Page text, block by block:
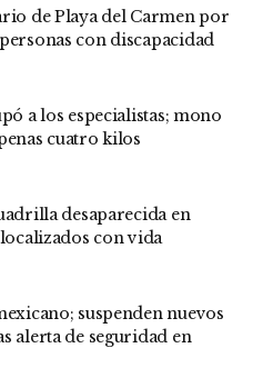
de Playa del Carmen por
con discapacidad
a los especialistas; mono
cuatro kilos
desaparecida en
con vida
suspenden nuevos
alerta de seguridad en